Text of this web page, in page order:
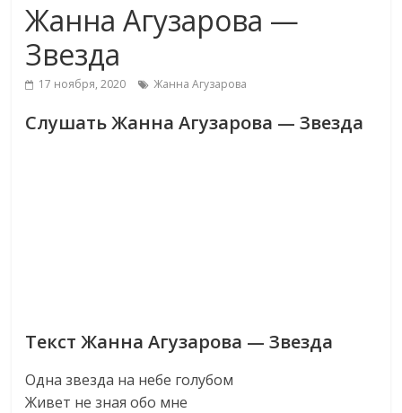
Жанна Агузарова —
Звезда
17 ноября, 2020 Жанна Агузарова
Слушать Жанна Агузарова — Звезда
Текст Жанна Агузарова — Звезда
Одна звезда на небе голубом
Живет не зная обо мне